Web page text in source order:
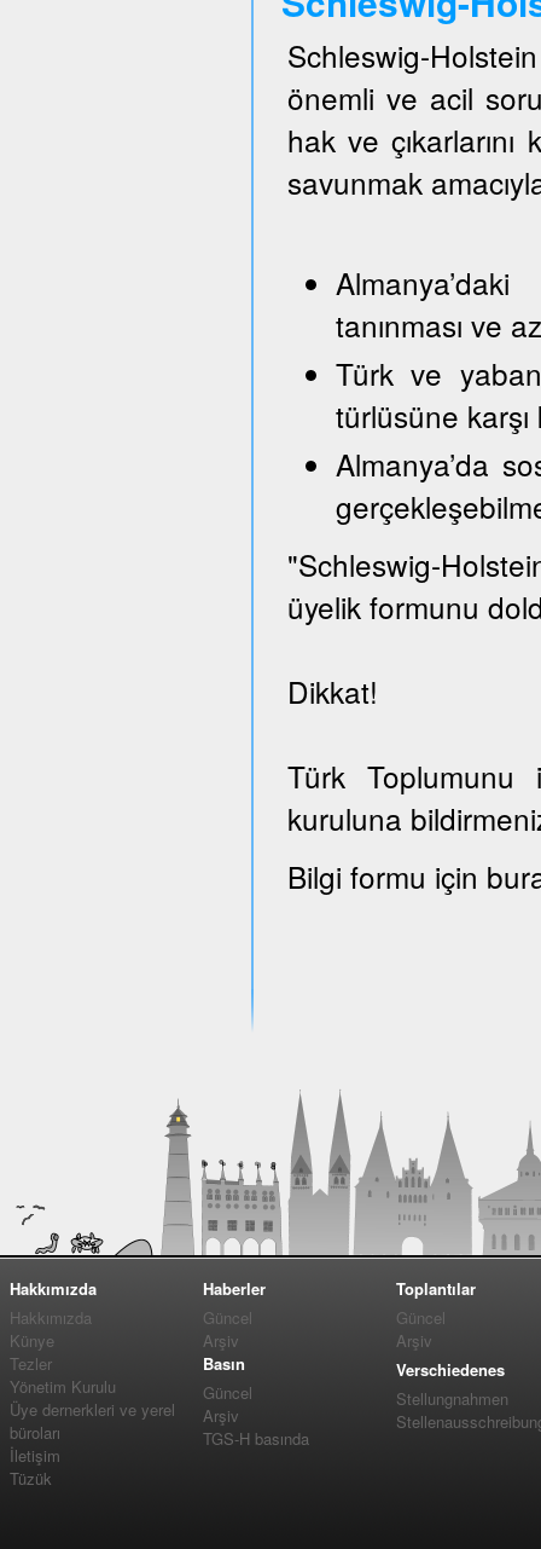
Schleswig-
önemli ve acil
hak ve
savunmak
tanınması ve
Türk ve
türlüsüne
Almanya’da
"Schleswig-
üyelik formunu
Dikkat!
Türk
kuruluna
Bilgi formu için
Hakkımızda
Hakkımızda
Künye
Tezler
Yönetim Kurulu
Üye dernerkleri ve yerel
büroları
İletişim
Tüzük
Haberler
Güncel
Arşiv
Basın
Güncel
Arşiv
TGS-H basında
Toplantılar
Güncel
Arşiv
Verschiedenes
Stellungnahmen